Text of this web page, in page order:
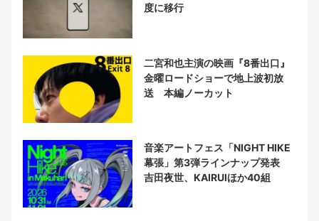
度に移行
二宮和也主演の映画『8番出口』
金曜ロードショーで地上波初放
送 本編ノーカット
音楽アートフェス「NIGHT HIKE
幕張」第3弾ラインナップ発表
吉田夜世、KAIRUIほか40組